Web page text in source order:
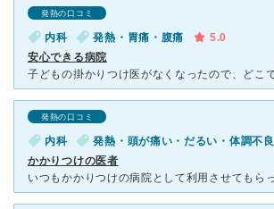
発熱の口コミ
内科 発熱・胃痛・腹痛
5.0
安心できる病院
発熱の口コミ
内科 発熱・頭が痛い・だるい・体調不良
かかりつけの医者